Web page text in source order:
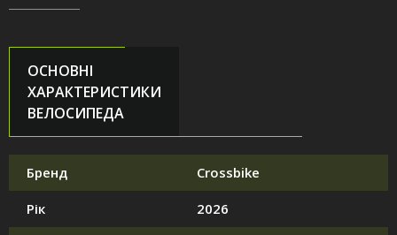
ОСНОВНІ
ХАРАКТЕРИСТИКИ
ВЕЛОСИПЕДА
Бренд Crossbike
Рік 2026